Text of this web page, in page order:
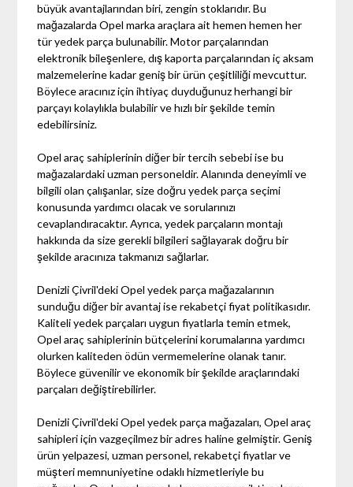
büyük avantajlarından biri, zengin stoklarıdır. Bu
mağazalarda Opel marka araçlara ait hemen hemen her
tür yedek parça bulunabilir. Motor parçalarından
elektronik bileşenlere, dış kaporta parçalarından iç aksam
malzemelerine kadar geniş bir ürün çeşitliliği mevcuttur.
Böylece aracınız için ihtiyaç duyduğunuz herhangi bir
parçayı kolaylıkla bulabilir ve hızlı bir şekilde temin
edebilirsiniz.
Opel araç sahiplerinin diğer bir tercih sebebi ise bu
mağazalardaki uzman personeldir. Alanında deneyimli ve
bilgili olan çalışanlar, size doğru yedek parça seçimi
konusunda yardımcı olacak ve sorularınızı
cevaplandıracaktır. Ayrıca, yedek parçaların montajı
hakkında da size gerekli bilgileri sağlayarak doğru bir
şekilde aracınıza takmanızı sağlarlar.
Denizli Çivril'deki Opel yedek parça mağazalarının
sunduğu diğer bir avantaj ise rekabetçi fiyat politikasıdır.
Kaliteli yedek parçaları uygun fiyatlarla temin etmek,
Opel araç sahiplerinin bütçelerini korumalarına yardımcı
olurken kaliteden ödün vermemelerine olanak tanır.
Böylece güvenilir ve ekonomik bir şekilde araçlarındaki
parçaları değiştirebilirler.
Denizli Çivril'deki Opel yedek parça mağazaları, Opel araç
sahipleri için vazgeçilmez bir adres haline gelmiştir. Geniş
ürün yelpazesi, uzman personel, rekabetçi fiyatlar ve
müşteri memnuniyetine odaklı hizmetleriyle bu